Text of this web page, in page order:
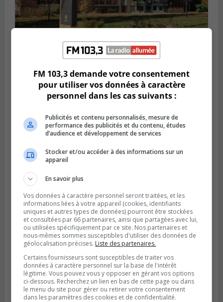
Publié le 27 juillet 2026 à 14h40
SAINT-BRUNO-DE-MONTARVILLE
Publié le 26 juillet 2026 à 08h01
Saint‑Bruno veut accélérer l’abandon des
outils à essence
FM 103,3 demande votre consentement
pour utiliser vos données à caractère
personnel dans les cas suivants :
Publicités et contenu personnalisés, mesure de
performance des publicités et du contenu, études
d’audience et développement de services
Stocker et/ou accéder à des informations sur un
appareil
En savoir plus
Vos données à caractère personnel seront traitées, et les
informations liées à votre appareil (cookies, identifiants
uniques et autres types de données) pourront être stockées
et consultées par 66 partenaires, ainsi que partagées avec lui,
ou utilisées spécifiquement par ce site. Nos partenaires et
nous-mêmes sommes susceptibles d'utiliser des données de
géolocalisation précises. Liste des partenaires.
Certains fournisseurs sont susceptibles de traiter vos
données à caractère personnel sur la base de l'intérêt
légitime. Vous pouvez vous y opposer en gérant vos options
ci-dessous. Recherchez un lien en bas de cette page ou dans
le menu du site pour gérer ou retirer votre consentement
dans les paramètres des cookies et de confidentialité.